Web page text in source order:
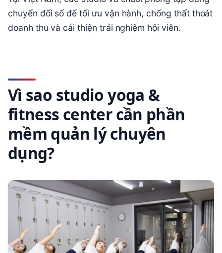
chuyển đổi số để tối ưu vận hành, chống thất thoát
doanh thu và cải thiện trải nghiệm hội viên.
Vì sao studio yoga &
fitness center cần phần
mềm quản lý chuyên
dụng?